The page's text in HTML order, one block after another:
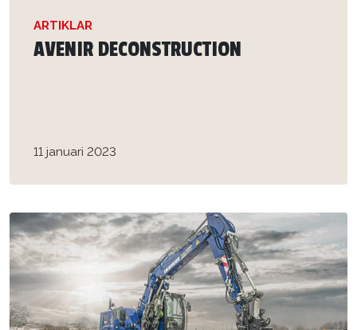
ARTIKLAR
AVENIR DECONSTRUCTION
11 januari 2023